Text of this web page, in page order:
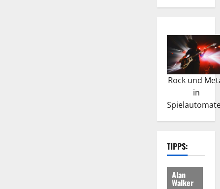
Rock und
in
TIPPS:
Alan
Walker